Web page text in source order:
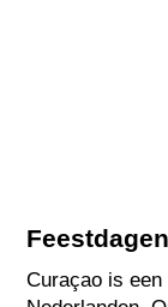
Curaçao is